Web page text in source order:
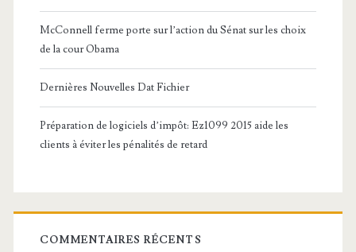
McConnell ferme porte sur l’action du Sénat sur les choix
de la cour Obama
Dernières Nouvelles Dat Fichier
Préparation de logiciels d’impôt: Ez1099 2015 aide les
clients à éviter les pénalités de retard
COMMENTAIRES RÉCENTS